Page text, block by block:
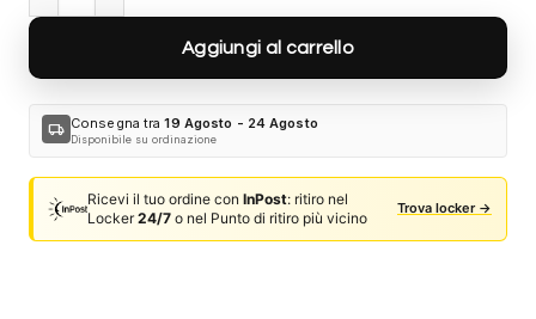
Aggiungi al carrello
local_shipping Consegna tra19 Agosto - 24 Agosto
Disponibile su ordinazione
Ricevi il tuo ordine conInPost: ritiro nel
Locker24/7 o nel Punto di ritiro più vicino
Trova locker →